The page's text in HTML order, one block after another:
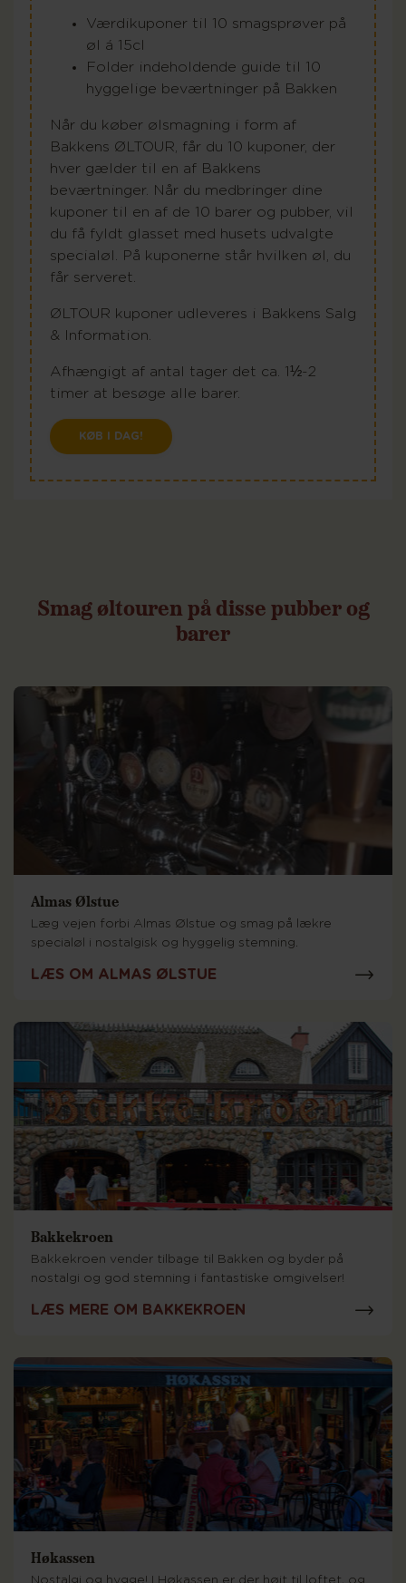
Værdikuponer til 10 smagsprøver på
øl á 15cl
Folder indeholdende guide til 10
hyggelige beværtninger på Bakken
Når du køber ølsmagning i form af
Bakkens ØLTOUR, får du 10 kuponer, der
hver gælder til en af Bakkens
beværtninger. Når du medbringer dine
kuponer til en af de 10 barer og pubber, vil
du få fyldt glasset med husets udvalgte
specialøl. På kuponerne står hvilken øl, du
får serveret.
ØLTOUR kuponer udleveres i Bakkens Salg
& Information.
Afhængigt af antal tager det ca. 1½-2
timer at besøge alle barer.
KØB I DAG!
Smagøltourenpådissepubberog
barer
Almas Ølstue
Læg vejen forbi Almas Ølstue og smag på lækre
specialøl i nostalgisk og hyggelig stemning.
LÆS OM ALMAS ØLSTUE
Bakkekroen
Bakkekroen vender tilbage til Bakken og byder på
nostalgi og god stemning i fantastiske omgivelser!
LÆS MERE OM BAKKEKROEN
Høkassen
Nostalgi og hygge! I Høkassen er der højt til loftet, og